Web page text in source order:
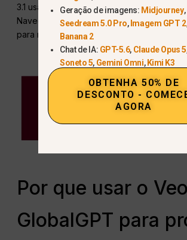
3.1 usa um formato de áudio AAC de alta
Navegadores ou aplicativos antigos
para reproduzir o som, mesmo que ele
Por que usar o
GlobalGPT para
Geração de imagens: Midjourney,
Seedream 5.0 Pro, Imagem GPT 2
Banana 2
Chat de IA: GPT-5.6, Claude Opus 5
Soneto 5, Gemini Omni, Kimi K3
OBTENHA 50% DE
DESCONTO -
AGORA